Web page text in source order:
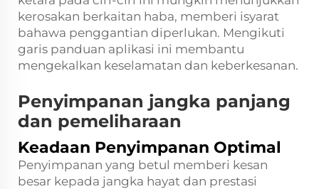
kerosakan berkaitan haba, memberi isyarat
bahawa penggantian diperlukan. Mengikuti
garis panduan aplikasi ini membantu
mengekalkan keselamatan dan keberkesanan.
Penyimpanan jangka panjang
dan pemeliharaan
Keadaan Penyimpanan Optimal
Penyimpanan yang betul memberi kesan
besar kepada jangka hayat dan prestasi